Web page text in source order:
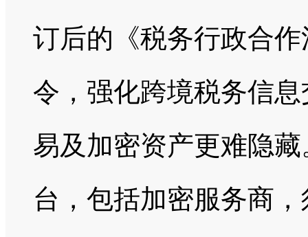
订后的《税务行政合
令，强化跨境税务信
易及加密资产更难隐
台，包括加密服务商